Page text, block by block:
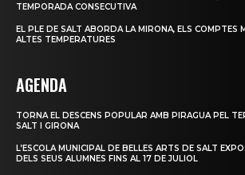
TEMPORADA CONSECUTIVA
EL PLE DE SALT ABORDA LA MIRONA, ELS COMPTES
ALTES TEMPERATURES
AGENDA
TORNA EL DESCENS POPULAR AMB PIRAGUA PEL
SALT I GIRONA
L’ESCOLA MUNICIPAL DE BELLES ARTS DE SALT
DELS SEUS ALUMNES FINS AL 17 DE JULIOL